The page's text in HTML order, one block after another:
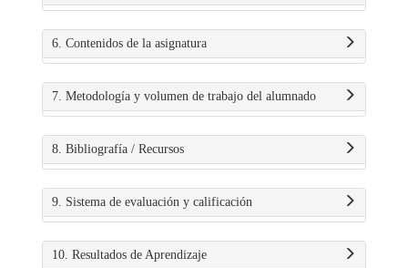
6. Contenidos de la asignatura
7. Metodología y volumen de trabajo del alumnado
8. Bibliografía / Recursos
9. Sistema de evaluación y calificación
10. Resultados de Aprendizaje